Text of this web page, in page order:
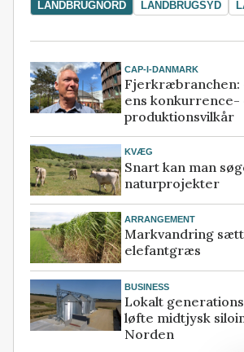
LANDBRUGNORD LANDBRUGSYD
CAP-I-DANMARK
Fjerkræbranchen:
ens konkurrence-
produktionsvilkår
KVÆG
Snart kan man
naturprojekter
ARRANGEMENT
Markvandring
elefantgræs
BUSINESS
Lokalt
løfte midtjysk
Norden